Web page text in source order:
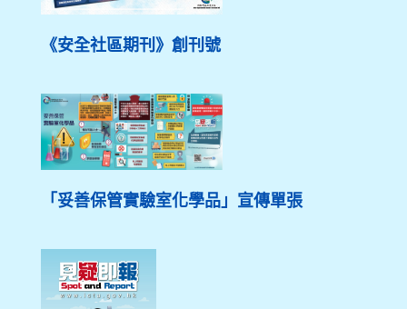
《安全社區期刊》創刊號
「妥善保管實驗室化學品」宣傳單張